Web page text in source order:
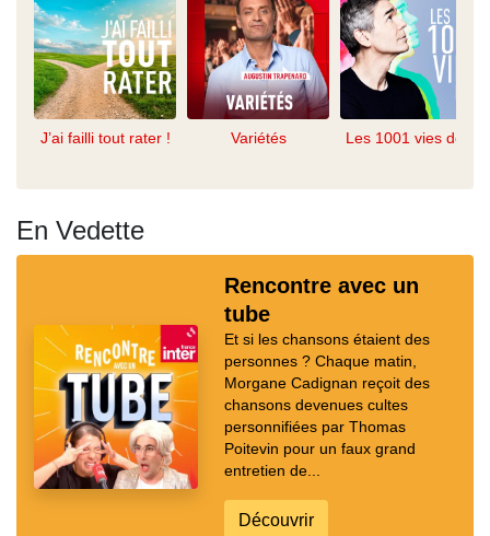
J’ai failli tout rater ! Variétés Les 1001 vies de...
En Vedette
Rencontre avec un
tube
Et si les chansons étaient des
personnes ? Chaque matin,
Morgane Cadignan reçoit des
chansons devenues cultes
personnifiées par Thomas
Poitevin pour un faux grand
entretien de...
Découvrir